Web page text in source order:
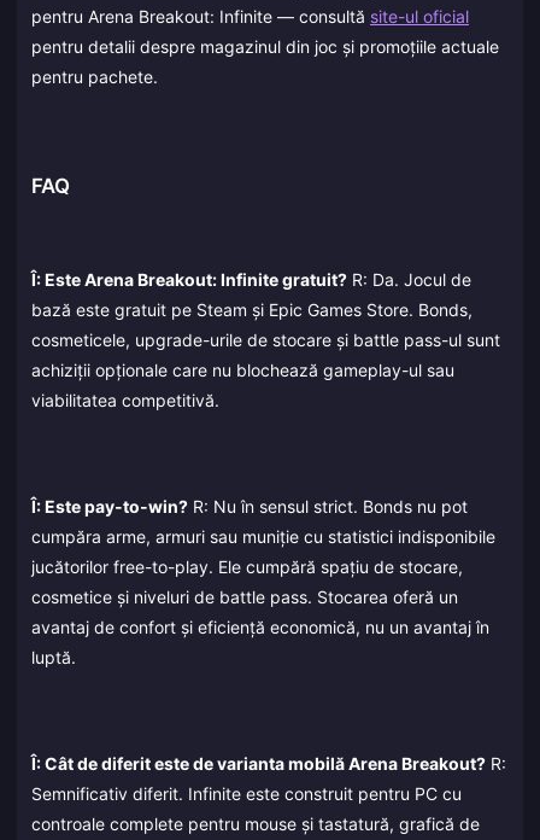
pentru Arena Breakout: Infinite — consultă site-ul oficial
pentru detalii despre magazinul din joc și promoțiile actuale
pentru pachete.
FAQ
Î: Este Arena Breakout: Infinite gratuit? R: Da. Jocul de
bază este gratuit pe Steam și Epic Games Store. Bonds,
cosmeticele, upgrade-urile de stocare și battle pass-ul sunt
achiziții opționale care nu blochează gameplay-ul sau
viabilitatea competitivă.
Î: Este pay-to-win? R: Nu în sensul strict. Bonds nu pot
cumpăra arme, armuri sau muniție cu statistici indisponibile
jucătorilor free-to-play. Ele cumpără spațiu de stocare,
cosmetice și niveluri de battle pass. Stocarea oferă un
avantaj de confort și eficiență economică, nu un avantaj în
luptă.
Î: Cât de diferit este de varianta mobilă Arena Breakout? R:
Semnificativ diferit. Infinite este construit pentru PC cu
controale complete pentru mouse și tastatură, grafică de